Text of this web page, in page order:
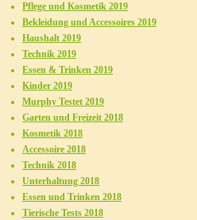
Pflege und Kosmetik 2019
Bekleidung und Accessoires 2019
Haushalt 2019
Technik 2019
Essen & Trinken 2019
Kinder 2019
Murphy Testet 2019
Garten und Freizeit 2018
Kosmetik 2018
Accessoire 2018
Technik 2018
Unterhaltung 2018
Essen und Trinken 2018
Tierische Tests 2018